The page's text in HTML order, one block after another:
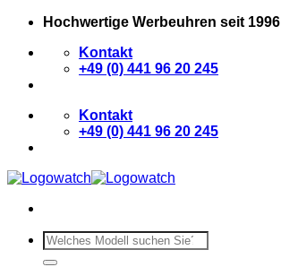
Zum
springen
Hochwertige Werbeuhren seit 1996
Kontakt
+49 (0) 441 96 20 245
Kontakt
+49 (0) 441 96 20 245
Suchen
nach: